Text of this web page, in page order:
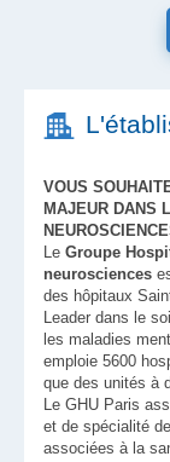
VOUS
MAJEUR DANS
Le Groupe
neurosciences
des hôpitaux
Leader dans le
les maladies
emploie 5600
que des unités à
Le GHU Paris
et de spécialité
associées à la